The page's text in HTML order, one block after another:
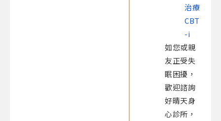
治療
CBT
-i
如您或親
友正受失
眠困擾，
歡迎諮詢
好晴天身
心診所，